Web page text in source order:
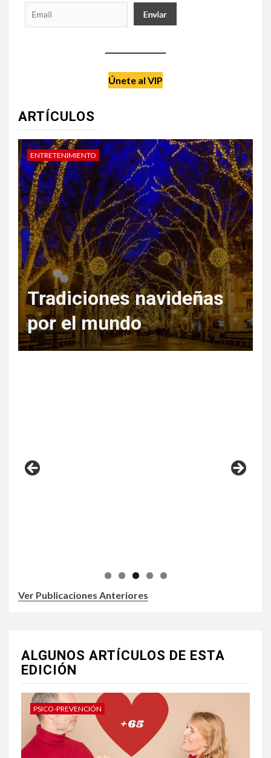
Únete al VIP
ARTÍCULOS
DATE UN CAPRICHO
Regala Escapadas
Ver Publicaciones Anteriores
ALGUNOS ARTÍCULOS DE ESTA
EDICIÓN
PSICO-PREVENCIÓN